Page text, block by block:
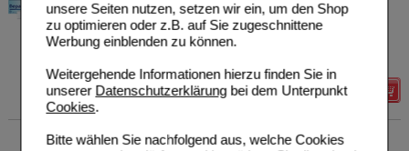
unsere Seiten nutzen, setzen wir ein, um den Shop
zu optimieren oder z.B. auf Sie zugeschnittene
Werbung einblenden zu können.
Weitergehende Informationen hierzu finden Sie in
unserer Datenschutzerklärungbei dem Unterpunkt
Cookies.
Bitte wählen Sie nachfolgend aus, welche Cookies
01580241
20g Salbe
AVP***
Unser Preis*
Sie sparen
Details